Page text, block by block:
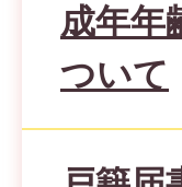
成年年
ついて